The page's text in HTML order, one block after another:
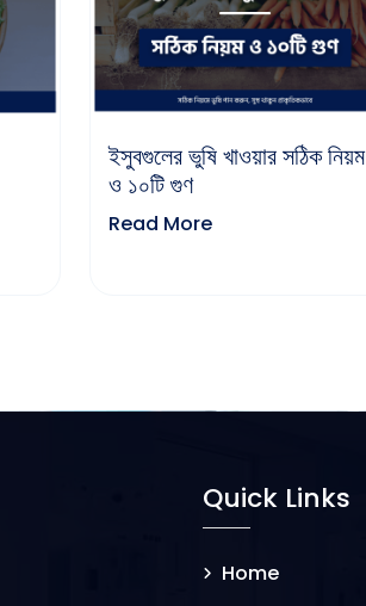
ইসুবগুলের ভুষি খাওয়ার সঠিক নিয়ম
ও ১০টি গুণ
Read More
Quick Links
Home